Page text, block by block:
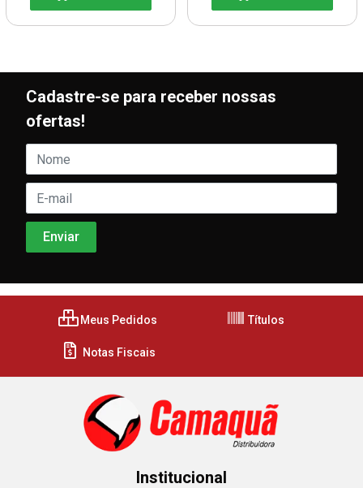
Cadastre-se para receber nossas
ofertas!
Meus Pedidos Títulos
Notas Fiscais
Institucional